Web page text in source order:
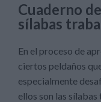
Cuaderno
sílabas
En el proceso de
ciertos peldaños
especialmente
ellos son las